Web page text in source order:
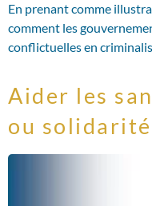
En prenant comme
comment les
conflictuelles en
Aider les
ou